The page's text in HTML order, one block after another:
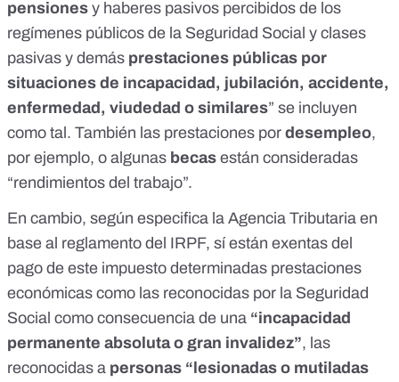
pensiones y haberes pasivos percibidos de los
regímenes públicos de la Seguridad Social y clases
pasivas y demás prestaciones públicas por
situaciones de incapacidad, jubilación, accidente,
enfermedad, viudedad o similares” se incluyen
como tal. También las prestaciones por desempleo,
por ejemplo, o algunas becas están consideradas
“rendimientos del trabajo”.
En cambio, según especifica la Agencia Tributaria en
base al reglamento del IRPF, sí están exentas del
pago de este impuesto determinadas prestaciones
económicas como las reconocidas por la Seguridad
Social como consecuencia de una “incapacidad
permanente absoluta o gran invalidez”, las
reconocidas a personas “lesionadas o mutiladas